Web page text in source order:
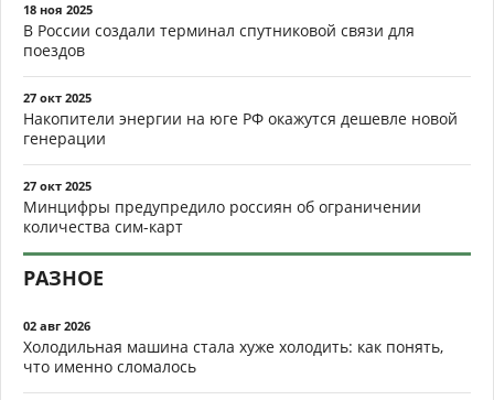
18 ноя 2025
В России создали терминал спутниковой связи для
поездов
27 окт 2025
Накопители энергии на юге РФ окажутся дешевле новой
генерации
27 окт 2025
Минцифры предупредило россиян об ограничении
количества сим-карт
РАЗНОЕ
02 авг 2026
Холодильная машина стала хуже холодить: как понять,
что именно сломалось